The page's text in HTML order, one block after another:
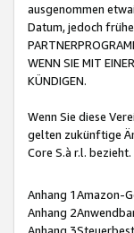
ausgenommen
Datum, jedoch
WENN SIE MIT
KÜNDIGEN.
Wenn Sie diese
gelten zukünftige
Core S.à r.l. bezieht.
Anhang 1Amazon-
Anhang
Anhang